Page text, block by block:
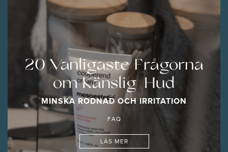
20 Vanligaste Frågorna
om Känslig Hud
MINSKA RODNAD OCH IRRITATION
FAQ
LÄS MER